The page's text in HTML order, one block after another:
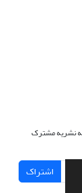
نشریه مشترک
اشتراک